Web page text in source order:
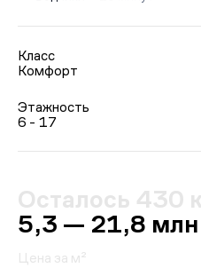
Класс
Комфорт
Этажность
6 - 17
Осталось 430
5,3 — 21,8
Цена за м²